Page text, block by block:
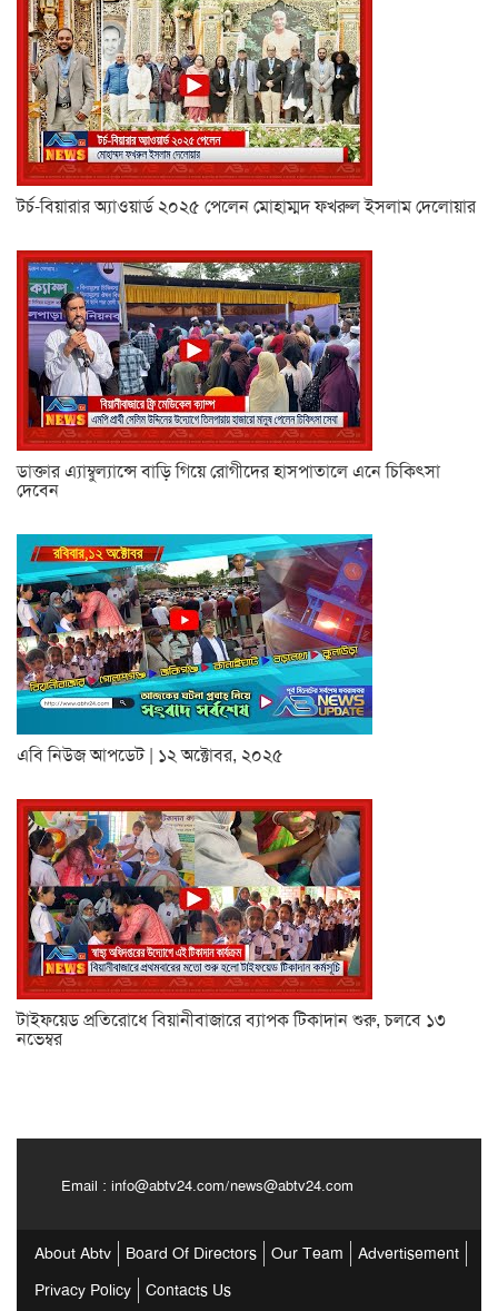
টর্চ-বিয়ারার অ্যাওয়ার্ড ২০২৫ পেলেন মোহাম্মদ ফখরুল ইসলাম দেলোয়ার
ডাক্তার এ্যাম্বুল্যান্সে বাড়ি গিয়ে রোগীদের হাসপাতালে এনে চিকিৎসা
দেবেন
এবি নিউজ আপডেট | ১২ অক্টোবর, ২০২৫
টাইফয়েড প্রতিরোধে বিয়ানীবাজারে ব্যাপক টিকাদান শুরু, চলবে ১৩
নভেম্বর
Email : info@abtv24.com/news@abtv24.com
About Abtv Board Of Directors Our Team
Advertisement
Privacy Policy
Contacts Us